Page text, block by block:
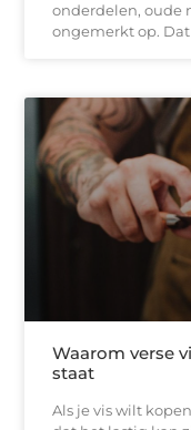
onderdelen, oude
ongemerkt op. Dat
Waarom verse
staat
Als je vis wilt